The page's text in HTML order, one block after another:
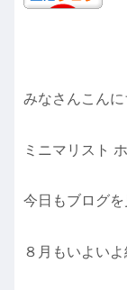
みなさんこんに
ミニマリスト
今日もブログ
８月もいよいよ